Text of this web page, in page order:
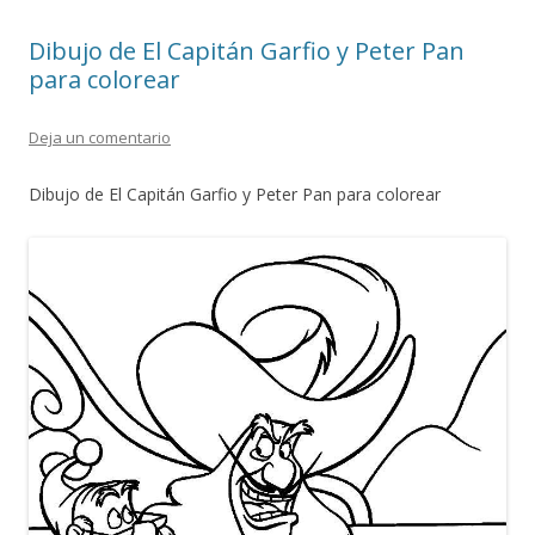
Dibujo de El Capitán Garfio y Peter Pan
para colorear
Deja un comentario
Dibujo de El Capitán Garfio y Peter Pan para colorear